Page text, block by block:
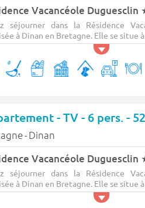
Vacancéole Duguesclin
séjourner dans la Résidence
à Dinan en Bretagne. Elle se situe à
- Dinan
Vacancéole Duguesclin
séjourner dans la Résidence
à Dinan en Bretagne. Elle se situe à